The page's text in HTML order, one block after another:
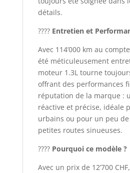
détails.
????️ Entretien et
Avec 114’000 km au
été méticuleusement
moteur 1.3L tourne
offrant des performances
réputation de la marque :
réactive et précise, idéale
urbains ou pour un peu
petites routes sinueuses.
???? Pourquoi ce modèle ?
Avec un prix de 12’700